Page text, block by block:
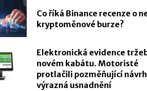
Co říká Binance recenze o
kryptoměnové burze?
Elektronická evidence
novém kabátu. Motoristé
protlačili pozměňující
výrazná usnadnění